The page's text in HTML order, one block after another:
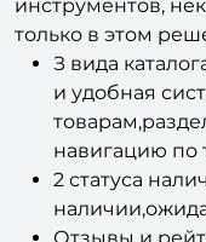
З вида
и удобная
навигацию по
2 статуса
Отзывы и
Возможность